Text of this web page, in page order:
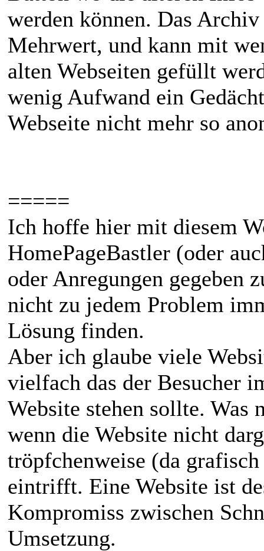
werden können. Das
Mehrwert, und kann mit
alten Webseiten gefüllt
wenig Aufwand ein
Webseite nicht mehr so
=====
Ich hoffe hier mit diesem
HomePageBastler (oder
oder Anregungen gegeben
nicht zu jedem Problem
Lösung finden.
Aber ich glaube viele
vielfach das der Besucher
Website stehen sollte.
wenn die Website nicht
tröpfchenweise (da
eintrifft. Eine Website ist
Kompromiss zwischen
Umsetzung.